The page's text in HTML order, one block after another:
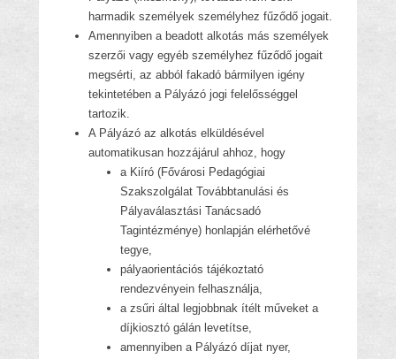
harmadik személyek személyhez fűződő jogait.
Amennyiben a beadott alkotás más személyek
szerzői vagy egyéb személyhez fűződő jogait
megsérti, az abból fakadó bármilyen igény
tekintetében a Pályázó jogi felelősséggel
tartozik.
A Pályázó az alkotás elküldésével
automatikusan hozzájárul ahhoz, hogy
a Kiíró (Fővárosi Pedagógiai
Szakszolgálat Továbbtanulási és
Pályaválasztási Tanácsadó
Tagintézménye) honlapján elérhetővé
tegye,
pályaorientációs tájékoztató
rendezvényein felhasználja,
a zsűri által legjobbnak ítélt műveket a
díjkiosztó gálán levetítse,
amennyiben a Pályázó díjat nyer,